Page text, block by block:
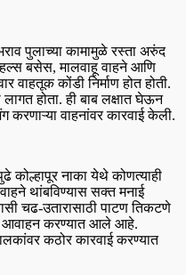
पुलाच्या कामामुळे रस्ता अरुंद
बसेस, मालवाहू वाहने आणि
वाहतूक कोंडी निर्माण होत होती.
होता. ही बाब लक्षात घेऊन
करणाऱ्या वाहनांवर कारवाई केली.
कोल्हापूर नाका येथे कोणत्याही
थांबविण्यास सक्त मनाई
चढ-उतारासाठी पाटण तिकटणे
आवाहन करण्यात आले आहे.
कठोर कारवाई करण्यात